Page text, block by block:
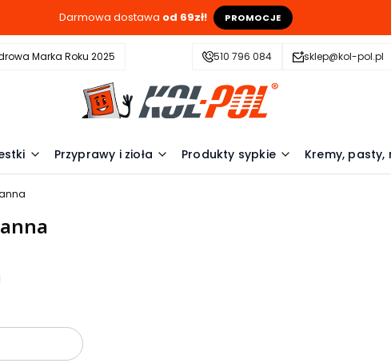
Darmowa dostawa od 69zł! PROMOCJE
Marka Roku 2025 510 796 084 sklep@kol-pol.pl
Przyprawy i zioła Produkty sypkie Kremy, pasty,